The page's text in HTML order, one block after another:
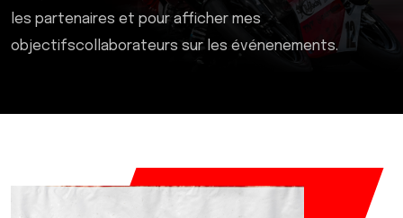
les partenaires et pour afficher mes
objectifscollaborateurs sur les événenements.